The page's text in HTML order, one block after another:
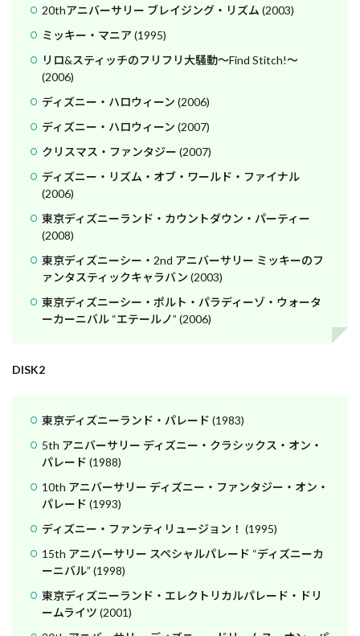
20thアニバーサリー ブレイジング・リズム (2003)
ミッキー・マニア (1995)
リロ&スティッチのフリフリ大騒動～Find Stitch!～
(2006)
ディズニー・ハロウィーン (2006)
ディズニー・ハロウィーン (2007)
クリスマス・ファンタジー (2007)
ディズニー・リズム・オブ・ワールド・ファイナル
(2006)
東京ディズニーランド・カウントダウン・パーティー
(2008)
東京ディズニーシー・2nd アニバーサリー ミッキーのフ
ァンタスティックキャラバン (2003)
東京ディズニーシー・ポルト・パラディーゾ・ウォータ
ーカーニバル “エテールノ” (2006)
DISK2
東京ディズニーランド・パレード (1983)
5th アニバーサリー ディズニー・クラシックス・オン・
パレード (1988)
10th アニバーサリー ディズニー・ファンタジー・オン・
パレード (1993)
ディズニー・ファンティリュージョン！ (1995)
15th アニバーサリー スペシャルパレード “ディズニーカ
ーニバル” (1998)
東京ディズニーランド・エレクトリカルパレード・ドリ
ームライツ (2001)